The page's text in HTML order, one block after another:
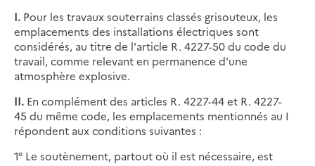
I. Pour les travaux souterrains classés grisouteux, les
emplacements des installations électriques sont
considérés, au titre de l'article R. 4227-50 du code du
travail, comme relevant en permanence d'une
atmosphère explosive.
II. En complément des articles R. 4227-44 et R. 4227-
45 du même code, les emplacements mentionnés au I
répondent aux conditions suivantes :
1° Le soutènement, partout où il est nécessaire, est